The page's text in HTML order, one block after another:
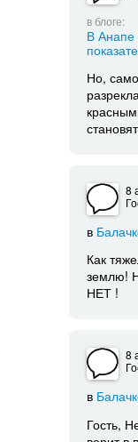
в блоге:
В Анапе
Но,
8
в
Как
землю!
НЕТ !
8
в
Гость,